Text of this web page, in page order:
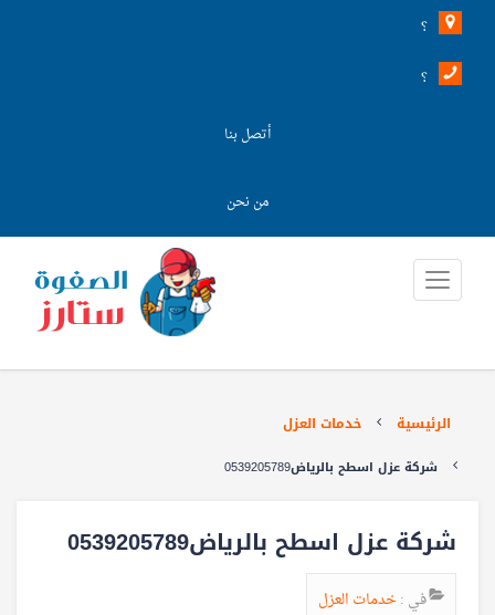
؟
أتصل بنا
من نحن
الرئيسية خدمات العزل
شركة عزل اسطح بالرياض0539205789
شركة عزل اسطح بالرياض0539205789
في : خدمات العزل